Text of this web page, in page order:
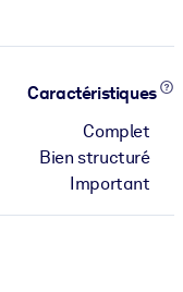
Caractéristiques
Complet
Bien structuré
Important